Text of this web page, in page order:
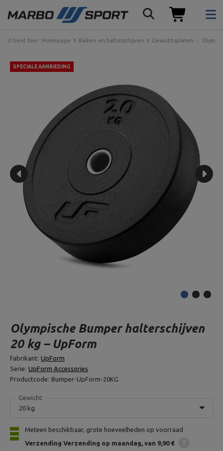
U bent hier: Homepage Balken en halterschijven Gewichtsplaten
SPECIALE AANBIEDING
Olympische Bumper halterschijven
20 kg – UpForm
Fabrikant: UpForm
Serie: UpForm Accessories
Productcode: Bumper-UpForm-20KG
Gewicht:
20 kg
Meteen beschikbaar, grote hoeveelheden op voorraad
Verzending Verzending op maandag van 9,90 €